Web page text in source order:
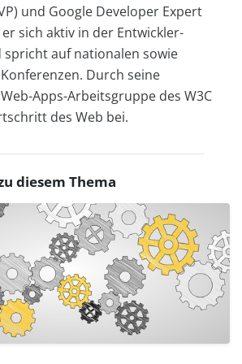
und Google Developer Expert
sich aktiv in der Entwickler-
auf nationalen sowie
Durch seine
Apps-Arbeitsgruppe des W3C
des Web bei.
diesem Thema